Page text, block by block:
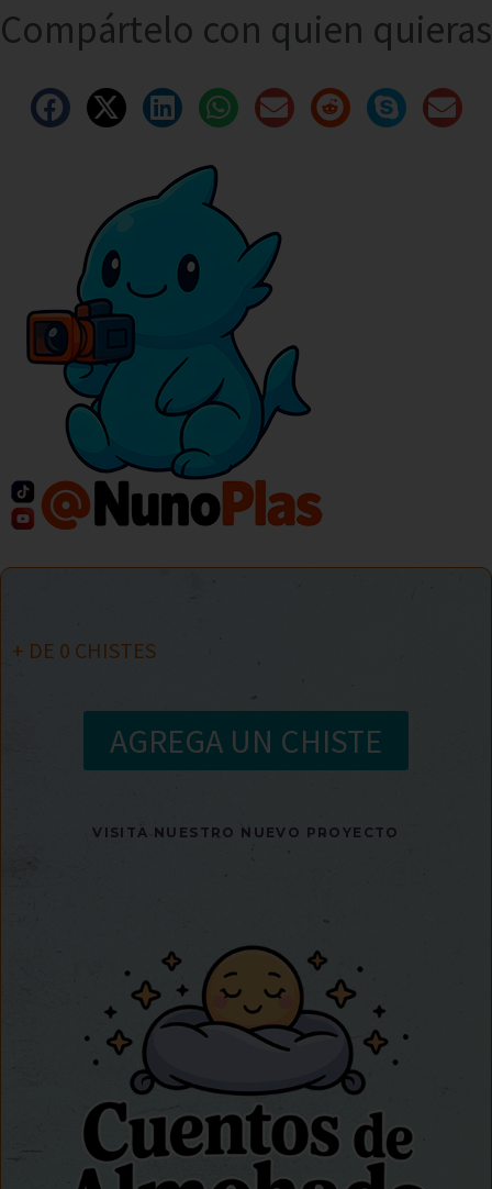
Compártelo con quien quieras
+ DE 0 CHISTES
AGREGA UN CHISTE
VISITA NUESTRO NUEVO PROYECTO